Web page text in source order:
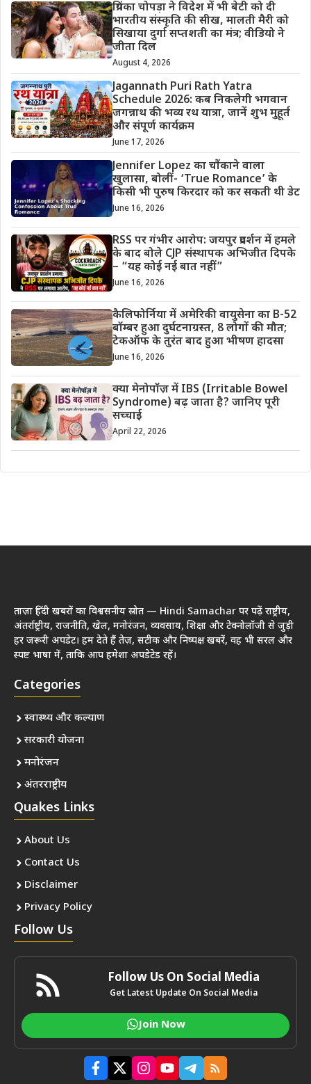
प्रियंका चोपड़ा ने विदेश में भी बेटी को दी
भारतीय संस्कृति की सीख, मालती मैरी को
सिखाया दुर्गा सप्तशती का मंत्र; वीडियो ने
जीता दिल
August 4, 2026
Jagannath Puri Rath Yatra
Schedule 2026: कब निकलेगी भगवान
जगन्नाथ की भव्य रथ यात्रा, जानें शुभ मुहूर्त
और संपूर्ण कार्यक्रम
June 17, 2026
Jennifer Lopez का चौंकाने वाला
खुलासा, बोलीं- ‘True Romance’ के
किसी भी पुरुष किरदार को कर सकती थी डेट
June 16, 2026
RSS पर गंभीर आरोप: जयपुर प्रदर्शन में हमले
के बाद बोले CJP संस्थापक अभिजीत दिपके
– “यह कोई नई बात नहीं”
June 16, 2026
कैलिफोर्निया में अमेरिकी वायुसेना का B-52
बॉम्बर हुआ दुर्घटनाग्रस्त, 8 लोगों की मौत;
टेकऑफ के तुरंत बाद हुआ भीषण हादसा
June 16, 2026
क्या मेनोपॉज़ में IBS (Irritable Bowel
Syndrome) बढ़ जाता है? जानिए पूरी
सच्चाई
April 22, 2026
ताज़ा हिंदी खबरों का विश्वसनीय स्रोत — Hindi Samachar पर पढ़ें राष्ट्रीय,
अंतर्राष्ट्रीय, राजनीति, खेल, मनोरंजन, व्यवसाय, शिक्षा और टेक्नोलॉजी से जुड़ी
हर जरूरी अपडेट। हम देते हैं तेज़, सटीक और निष्पक्ष खबरें, वह भी सरल और
स्पष्ट भाषा में, ताकि आप हमेशा अपडेटेड रहें।
Categories
स्वास्थ्य और कल्याण
सरकारी योजना
मनोरंजन
अंतरराष्ट्रीय
Quakes Links
About Us
Contact Us
Disclaimer
Privacy Policy
Follow Us
Follow Us On Social Media
Get Latest Update On Social Media
Join Now